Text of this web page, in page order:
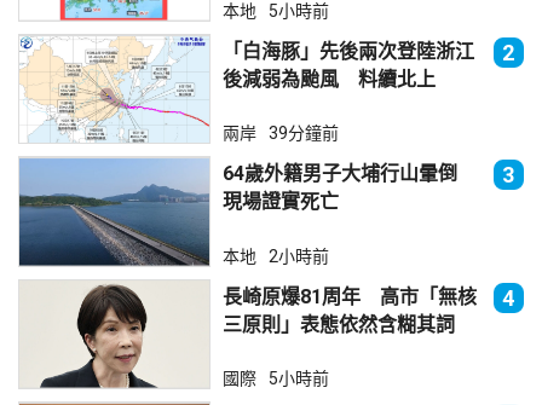
本地 5小時前
「白海豚」先後兩次登陸浙江
後減弱為颱風 料續北上
2
兩岸 39分鐘前
64歲外籍男子大埔行山暈倒
現場證實死亡
3
本地 2小時前
長崎原爆81周年 高市「無核
三原則」表態依然含糊其詞
4
國際 5小時前